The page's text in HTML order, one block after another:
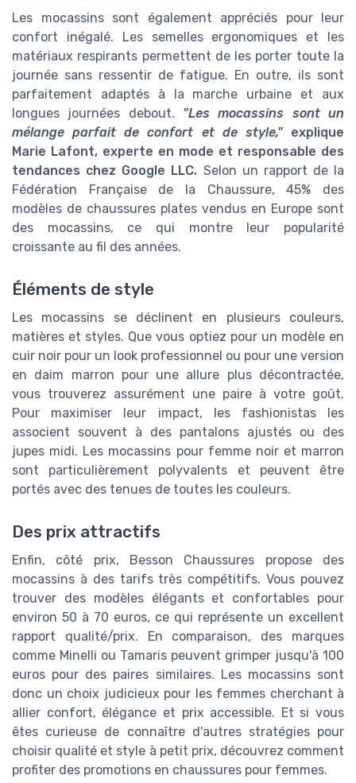
Les mocassins sont également appréciés pour leur
confort inégalé. Les semelles ergonomiques et les
matériaux respirants permettent de les porter toute la
journée sans ressentir de fatigue. En outre, ils sont
parfaitement adaptés à la marche urbaine et aux
longues journées debout. "Les mocassins sont un
mélange parfait de confort et de style,"explique
Marie Lafont, experte en mode et responsable des
tendances chez Google LLC. Selon un rapport de la
Fédération Française de la Chaussure, 45% des
modèles de chaussures plates vendus en Europe sont
des mocassins, ce qui montre leur popularité
croissante au fil des années.
Éléments de style
Les mocassins se déclinent en plusieurs couleurs,
matières et styles. Que vous optiez pour un modèle en
cuir noir pour un look professionnel ou pour une version
en daim marron pour une allure plus décontractée,
vous trouverez assurément une paire à votre goût.
Pour maximiser leur impact, les fashionistas les
associent souvent à des pantalons ajustés ou des
jupes midi. Les mocassins pour femme noir et marron
sont particulièrement polyvalents et peuvent être
portés avec des tenues de toutes les couleurs.
Des prix attractifs
Enfin, côté prix, Besson Chaussures propose des
mocassins à des tarifs très compétitifs. Vous pouvez
trouver des modèles élégants et confortables pour
environ 50 à 70 euros, ce qui représente un excellent
rapport qualité/prix. En comparaison, des marques
comme Minelli ou Tamaris peuvent grimper jusqu'à 100
euros pour des paires similaires. Les mocassins sont
donc un choix judicieux pour les femmes cherchant à
allier confort, élégance et prix accessible. Et si vous
êtes curieuse de connaître d'autres stratégies pour
choisir qualité et style à petit prix, découvrez comment
profiter des promotions en chaussures pour femmes.